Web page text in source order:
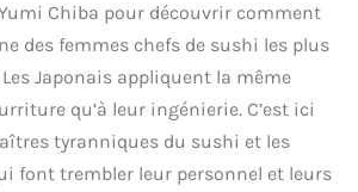
Chiba pour découvrir comment
des femmes chefs de sushi les plus
Japonais appliquent la même
qu’à leur ingénierie. C’est ici
tyranniques du sushi et les
font trembler leur personnel et leurs